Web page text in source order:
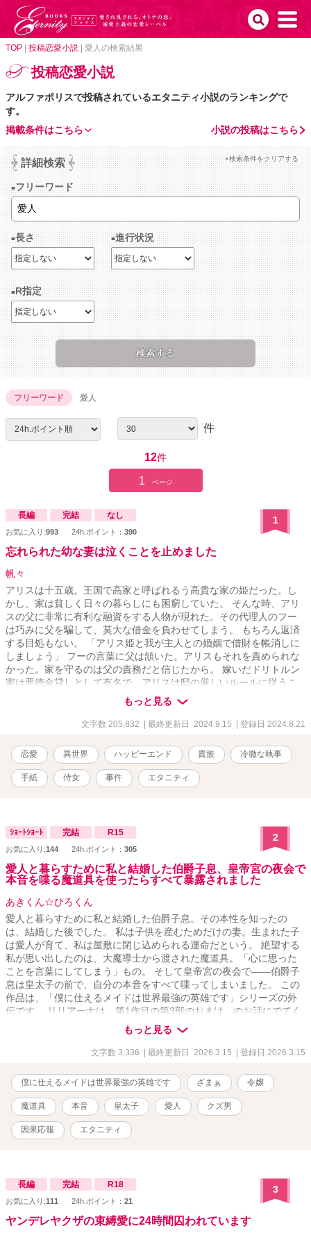
TOP 投稿恋愛小説 愛人の検索結果
投稿恋愛小説
アルファポリスで投稿されているエタニティ小説のランキングで
す。
小説の投稿はこちら
掲載条件はこちら
詳細検索 ×検索条件をクリアする
フリーワード
長さ 進行状況
R指定
フリーワード 愛人
件
12件
1 ページ
長編 完結 なし
お気に入り:993 24h.ポイント： 390
1
忘れられた幼な妻は泣くことを止めました
帆々
アリスは十五歳。王国で高家と呼ばれるう高貴な家の姫だった。し
かし、家は貧しく日々の暮らしにも困窮していた。 そんな時、アリ
スの父に非常に有利な融資をする人物が現れた。その代理人のフー
は巧みに父を騙して、莫大な借金を負わせてしまう。 もちろん返済
する目処もない。 「アリス姫と我が主人との婚姻で借財を帳消しに
しましょう」 フーの言葉に父は頷いた。アリスもそれを責められな
かった。家を守るのは父の責務だと信じたから。 嫁いだドリトルン
家は悪徳金貸しとして有名で、アリスは邸の厳しいルールに従うこ
とになる。フーは彼女を監視し自由を許さない。そんな中、夫の愛
人が邸に迎え入れることを知る。彼女は庭の隅の離れ住まいを強い
られているのに。アリスは嘆き悲しむが、フーに強く諌められてう
くないお暮らしも保証しましょう」 そういう経緯を仲良しのはとこ
に打ち明けた。晩餐に招かれ、久しぶりに心の落ち着く時間を過ご
した。その席にははとこ夫妻の友人のロエルもいて、彼女に彼の掘
った珍しい鉱石を見せてくれた。しかし迎えに現れたフーが、和や
ルに縛られ、アリスは外出もままならない。 それから五年の月日が
流れ、ひょんなことからロエルに再会することになった。金髪の端
正な紳士の彼は、彼女に問いかけた。 「お幸せですか？」 アリスは
それに答えられずにそのまま別れた。しかし、その言葉が彼の優し
かった印象と共に尾を引いて、彼女の中に残っていく＿＿＿＿＿＿
ラブストーリーです。 古風な恋愛物語をお好きな方にお読みいただ
けますと幸いです。 ハッピーエンドを心がけております。読後感の
いい物語を努めます。 ※小説家になろう様にも投稿させていただい
ております。
もっと見る
文字数 205,832 | 最終更新日 2024.9.15 | 登録日 2024.8.21
恋愛 異世界 ハッピーエンド 貴族 冷徹な執事
手紙 侍女 事件 エタニティ
ｼｮｰﾄｼｮｰﾄ 完結 R15
お気に入り:144 24h.ポイント： 305
2
愛人と暮らすために私と結婚した伯爵子息、皇帝宮の夜会で
本音を喋る魔道具を使ったらすべて暴露されました
あきくん☆ひろくん
愛人と暮らすために私と結婚した伯爵子息。その本性を知ったの
は、結婚した後でした。 私は子供を産むためだけの妻。生まれた子
は愛人が育て、私は屋敷に閉じ込められる運命だという。 絶望する
私が思い出したのは、大魔導士から渡された魔道具。「心に思った
ことを言葉にしてしまう」もの。 そして皇帝宮の夜会で――伯爵子
息は皇太子の前で、自分の本音をすべて喋ってしまいました。 この
作品は、「僕に仕えるメイドは世界最強の英雄です」シリーズの外
伝です。 リリアーナは、第1作目の第3部のおまけ、のお話にでてく
もっと見る
文字数 3,336 | 最終更新日 2026.3.15 | 登録日 2026.3.15
僕に仕えるメイドは世界最強の英雄です ざまぁ 令嬢
魔道具 本音 皇太子 愛人 クズ男
因果応報 エタニティ
長編 完結 R18
お気に入り:111 24h.ポイント： 21
3
ヤンデレヤクザの束縛愛に24時間囚われています